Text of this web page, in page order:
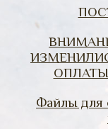
Файлы для